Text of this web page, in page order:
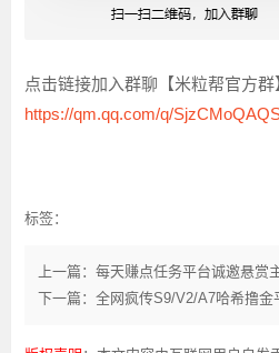
点击链接加入群聊【米粒帮官方群
https://qm.qq.com/q/
标签：
上一篇：每天赚点任务平台诚邀悬赏